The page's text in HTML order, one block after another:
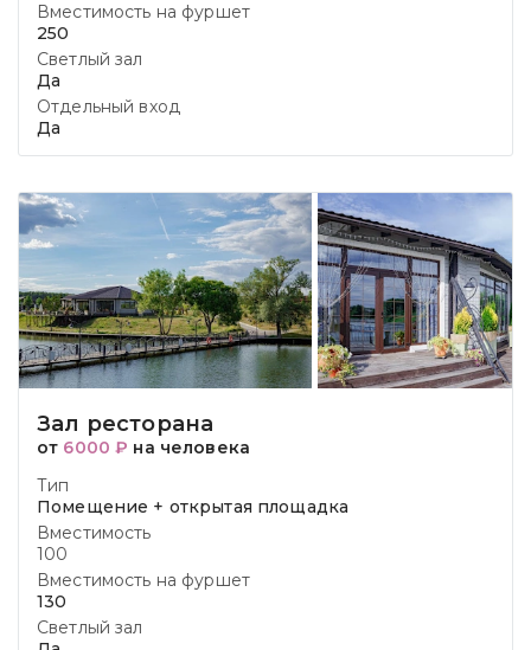
Вместимость на фуршет
250
Светлый зал
Да
Отдельный вход
Да
Зал ресторана
от 6000 ₽ на человека
Тип
Помещение + открытая площадка
Вместимость
100
Вместимость на фуршет
130
Светлый зал